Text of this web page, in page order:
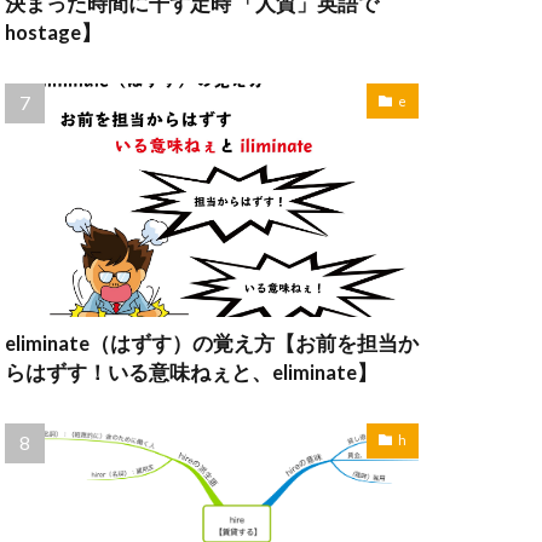
hostage】
e
eliminate（はずす）の覚え方【お前を担当か
らはずす！いる意味ねぇと、eliminate】
h